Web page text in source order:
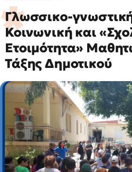
Γλωσσικο-
Κοινωνική και
Ετοιμότητα»
Τάξης Δημοτικού